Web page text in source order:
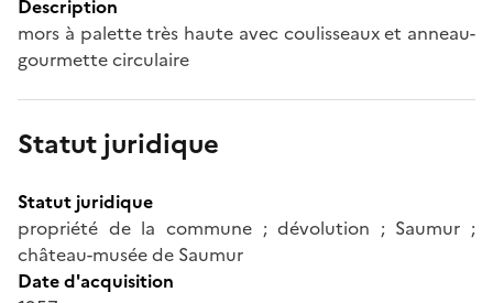
Description
mors à palette très haute avec coulisseaux et anneau-
gourmette circulaire
Statut juridique
Statut juridique
propriété de la commune ; dévolution ; Saumur ;
château-musée de Saumur
Date d'acquisition